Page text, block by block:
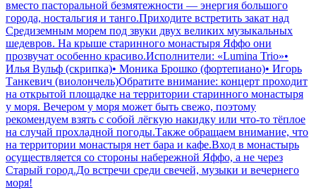
вместо пасторальной безмятежности — энергия большого
города, ностальгия и танго.Приходите встретить закат над
Средиземным морем под звуки двух великих музыкальных
шедевров. На крыше старинного монастыря Яффо они
прозвучат особенно красиво.Исполнители: «Lumina Trio»•
Илья Вульф (скрипка)• Моника Брошко (фортепиано)• Игорь
Танкевич (виолончель)Обратите внимание: концерт проходит
на открытой площадке на территории старинного монастыря
у моря. Вечером у моря может быть свежо, поэтому
рекомендуем взять с собой лёгкую накидку или что-то тёплое
на случай прохладной погоды.Также обращаем внимание, что
на территории монастыря нет бара и кафе.Вход в монастырь
осуществляется со стороны набережной Яффо, а не через
Старый город.До встречи среди свечей, музыки и вечернего
моря!